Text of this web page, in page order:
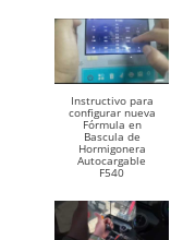
Instructivo para
configurar nueva
Fórmula en
Bascula de
Hormigonera
Autocargable
F540